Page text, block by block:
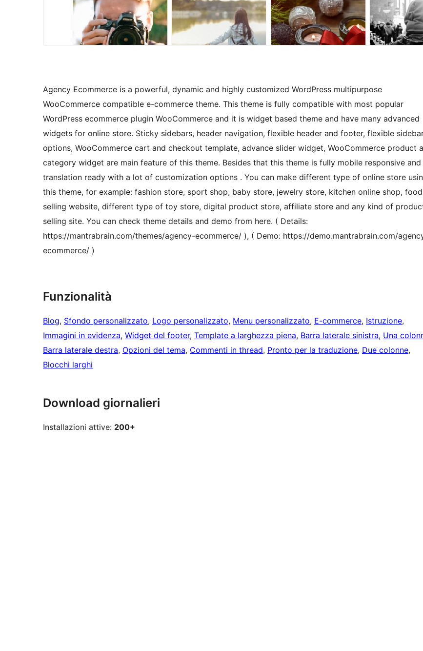
Agency Ecommerce is a powerful, dynamic and highly customized WordPress multipurpose
WooCommerce compatible e-commerce theme. This theme is fully compatible with most popular
WordPress ecommerce plugin WooCommerce and it is widget based theme and have many advanced
widgets for online store. Sticky sidebars, header navigation, flexible header and footer, flexible
options, WooCommerce cart and checkout template, advance slider widget, WooCommerce product
category widget are main feature of this theme. Besides that this theme is fully mobile responsive
translation ready with a lot of customization options . You can make different type of online store
this theme, for example: fashion store, sport shop, baby store, jewelry store, kitchen online shop, food
selling website, different type of toy store, digital product store, affiliate store and any kind of
selling site. You can check theme details and demo from here. ( Details:
https://mantrabrain.com/themes/agency-ecommerce/ ), ( Demo: https://demo.mantrabrain.com/
ecommerce/ )
Funzionalità
Blog, Sfondo personalizzato, Logo personalizzato, Menu personalizzato, E-commerce, Istruzione
Immagini in evidenza, Widget del footer, Template a larghezza piena, Barra laterale sinistra, Una
Barra laterale destra, Opzioni del tema, Commenti in thread, Pronto per la traduzione, Due colonne
Blocchi larghi
Download giornalieri
Installazioni attive: 200+